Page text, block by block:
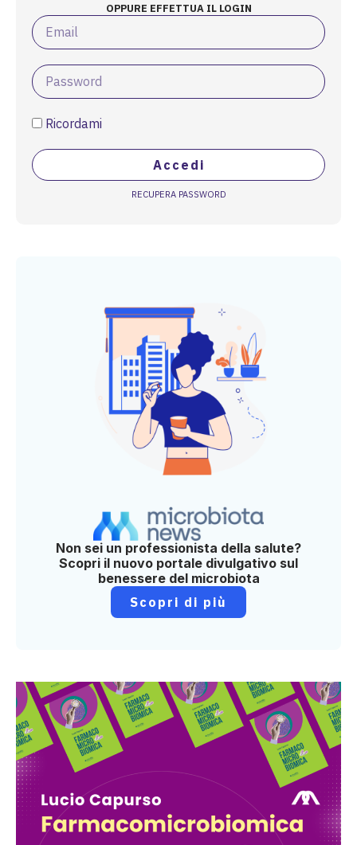
OPPURE EFFETTUA IL LOGIN
Ricordami
Accedi
RECUPERA PASSWORD
Non sei un professionista della salute?
Scopri il nuovo portale divulgativo sul
benessere del microbiota
Scopri di più